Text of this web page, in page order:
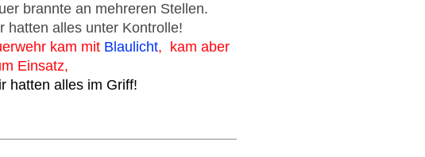
brannte an mehreren Stellen.
hatten alles unter Kontrolle!
kam mit Blaulicht, kam aber
Einsatz,
hatten alles im Griff!